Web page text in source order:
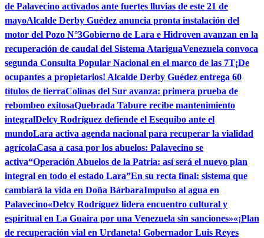
de Palavecino activados ante fuertes lluvias de este 21 de
mayoAlcalde Derby Guédez anuncia pronta instalación del
motor del Pozo N°3Gobierno de Lara e Hidroven avanzan en la
recuperación de caudal del Sistema AtariguaVenezuela convoca
segunda Consulta Popular Nacional en el marco de las 7T¡De
ocupantes a propietarios! Alcalde Derby Guédez entrega 60
títulos de tierraColinas del Sur avanza: primera prueba de
rebombeo exitosaQuebrada Tabure recibe mantenimiento
integralDelcy Rodríguez defiende el Esequibo ante el
mundoLara activa agenda nacional para recuperar la vialidad
agrícolaCasa a casa por los abuelos: Palavecino se
activa“Operación Abuelos de la Patria: así será el nuevo plan
integral en todo el estado Lara”En su recta final: sistema que
cambiará la vida en Doña BárbaraImpulso al agua en
Palavecino«Delcy Rodríguez lidera encuentro cultural y
espiritual en La Guaira por una Venezuela sin sanciones»«¡Plan
de recuperación vial en Urdaneta! Gobernador Luis Reyes